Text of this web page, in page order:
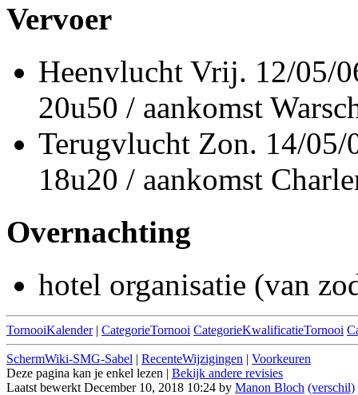
Vervoer
Heenvlucht Vrij. 12/05/
20u50 / aankomst
Terugvlucht Zon. 14/05/
18u20 / aankomst
Overnachting
hotel organisatie (van
TornooiKalender| CategorieTornooi CategorieKwalificatieTornooi
SchermWiki-SMG-Sabel | RecenteWijzigingen | Voorkeuren
Deze pagina kan je enkel lezen | Bekijk andere revisies
Laatst bewerkt December 10, 2018 10:24 by Manon Bloch (verschil)